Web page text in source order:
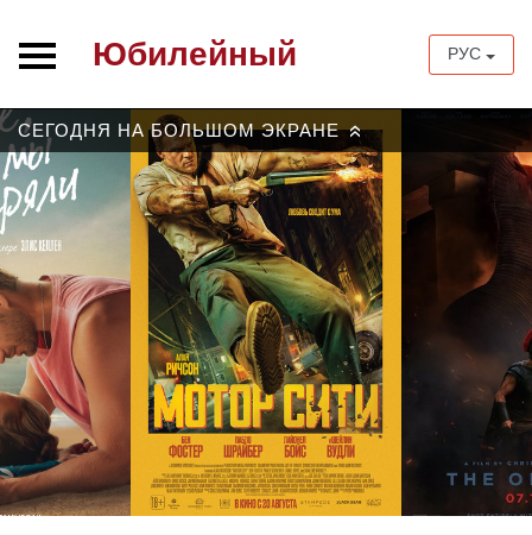
Юбилейный РУС
СЕГОДНЯ НА БОЛЬШОМ ЭКРАНЕ»